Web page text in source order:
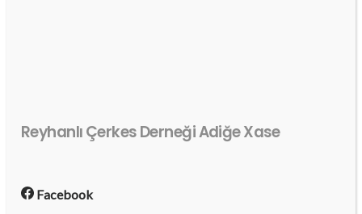
Reyhanlı Çerkes Derneği Adiğe Xase
Facebook